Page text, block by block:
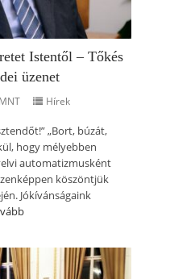
Istentől – Tőkés
üzenet
Hírek
„Bort, búzát,
hogy mélyebben
automatizmusként
köszöntjük
Jókívánságaink